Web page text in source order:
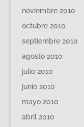
noviembre 2010
octubre 2010
septiembre 2010
agosto 2010
julio 2010
junio 2010
mayo 2010
abril 2010